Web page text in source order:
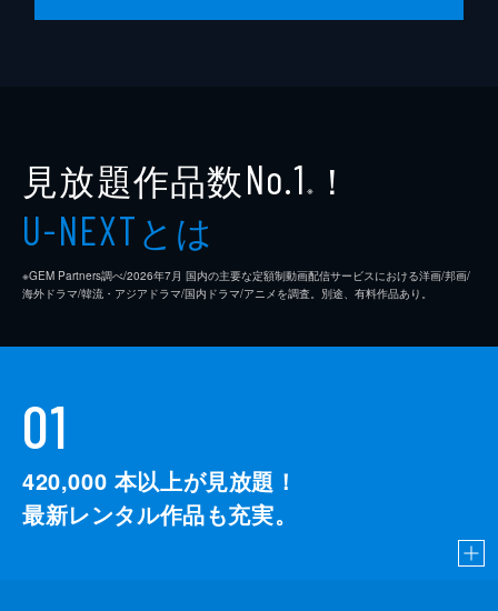
見放題作品数No.1 ※ ！
U-NEXTとは
※GEM Partners調べ/2026年7⽉ 国内の主要な定額制動画配信サービスにおける洋画/邦画/
海外ドラマ/韓流・アジアドラマ/国内ドラマ/アニメを調査。別途、有料作品あり。
01
420,000 本以上が見放題！
最新レンタル作品も充実。